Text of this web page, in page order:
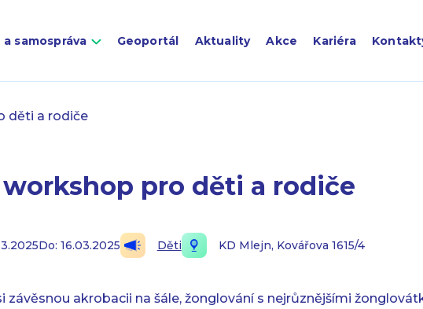
a samospráva Geoportál Aktuality Akce Kariéra
děti a rodiče
pro děti a rodiče
Do: 16.03.2025 Děti KD Mlejn, Kovářova 1615/4
závěsnou akrobacii na šále, žonglování s nejrůznějšími